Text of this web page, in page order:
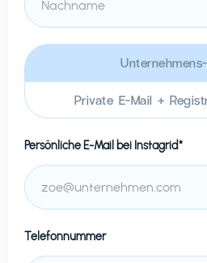
Private E-Mail +
Persönliche E-Mail bei Instagrid*
Telefonnummer